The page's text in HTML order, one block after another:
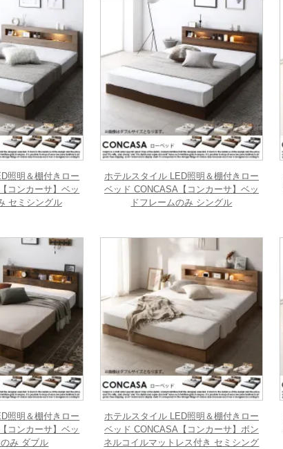
照明＆棚付きロー
コンカーサ】ベッ
セミシングル
ホテルスタイル LED照明＆棚付きロー
ベッド CONCASA【コンカーサ】ベッ
ドフレームのみ シングル
照明＆棚付きロー
コンカーサ】ベッ
み ダブル
ホテルスタイル LED照明＆棚付きロー
ベッド CONCASA【コンカーサ】ボン
ネルコイルマットレス付き セミシング